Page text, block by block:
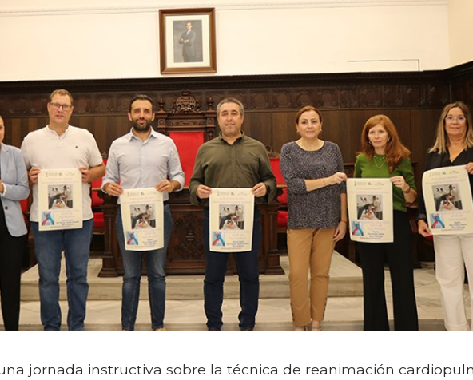
jornada instructiva sobre la técnica de reanimación